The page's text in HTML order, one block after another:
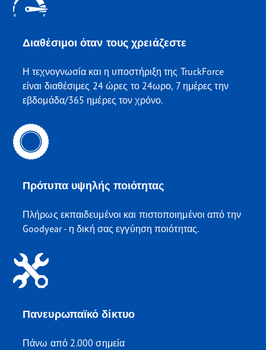
Διαθέσιμοι όταν τους χρειάζεστε
Η τεχνογνωσία και η υποστήριξη της TruckForce
είναι διαθέσιμες 24 ώρες το 24ωρο, 7 ημέρες την
εβδομάδα/365 ημέρες τον χρόνο.
Πρότυπα υψηλής ποιότητας
Πλήρως εκπαιδευμένοι και πιστοποιημένοι από την
Goodyear - η δική σας εγγύηση ποιότητας.
Πανευρωπαϊκό δίκτυο
Πάνω από 2.000 σημεία